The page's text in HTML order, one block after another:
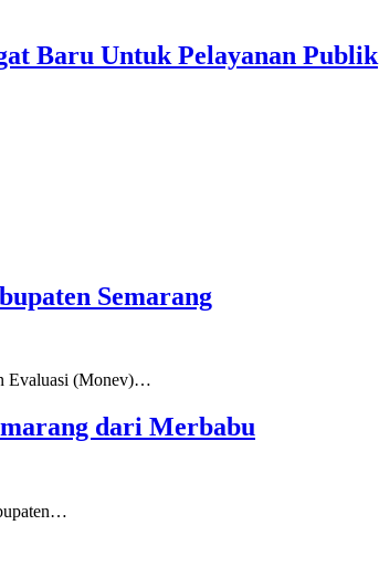
Baru Untuk Pelayanan Publik
Semarang
Evaluasi (Monev)…
dari Merbabu